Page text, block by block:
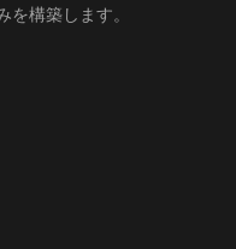
構築します。